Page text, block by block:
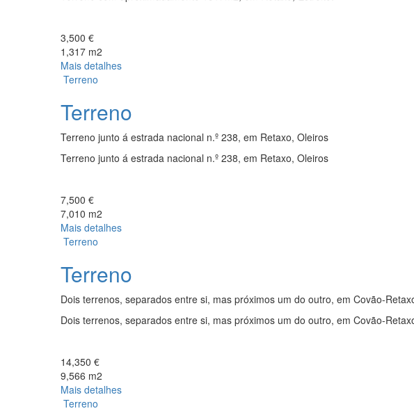
3,500 €
1,317 m2
Mais detalhes
Terreno
Terreno
Terreno junto á estrada nacional n.º 238, em Retaxo, Oleiros
Terreno junto á estrada nacional n.º 238, em Retaxo, Oleiros
7,500 €
7,010 m2
Mais detalhes
Terreno
Terreno
Dois terrenos, separados entre si, mas próximos um do outro, em Covão-
Dois terrenos, separados entre si, mas próximos um do outro, em Covão-
14,350 €
9,566 m2
Mais detalhes
Terreno